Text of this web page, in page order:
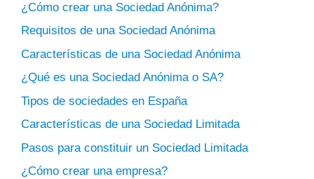
¿Cómo crear una Sociedad Anónima?
Requisitos de una Sociedad Anónima
Características de una Sociedad Anónima
¿Qué es una Sociedad Anónima o SA?
Tipos de sociedades en España
Características de una Sociedad Limitada
Pasos para constituir un Sociedad Limitada
¿Cómo crear una empresa?